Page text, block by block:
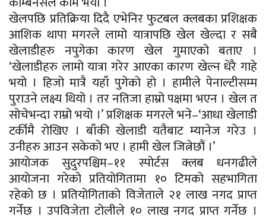
खेलपछि प्रतिक्रिया दिदै एभेनिर फुटबल क्लबका प्रशिक्षक
आशिक थापा मगरले लामो यात्रापछि खेल खेल्दा र सबै
खेलाडीहरु नपुगेका कारण खेल गुमाएको बताए ।
‘खेलाडीहरु लामो यात्रा गरेर आएका कारण खेल्न धेरै गाहे
भयो । हिजो मात्रै यहाँ पुगेको हो । हामीले पेनाल्टीसम्म
पुराउने लक्ष्य थियो । तर नतिजा हाम्रो पक्षमा भएन । खेल त
सोचेभन्दा राम्रो भयो ।’ प्रशिक्षक मगरले भने–‘आधा खेलाडी
टर्कीमै रोखिए । बाँकी खेलाडी यतैबाट म्यानेज गरेउ ।
उनीहरु आउन सकेको भए । हामी खेल जित्नेछौं ।’
आयोजक सुदुरपश्चिम–११ स्पोर्टस क्लब धनगढीले
आयोजना गरेको प्रतियोगितामा १० टिमको सहभागिता
रहेको छ । प्रतियोगिताको विजेताले २१ लाख नगद प्राप्त
गर्नेछ । उपविजेता टोलीले १० लाख नगद प्राप्त गर्नेछ ।